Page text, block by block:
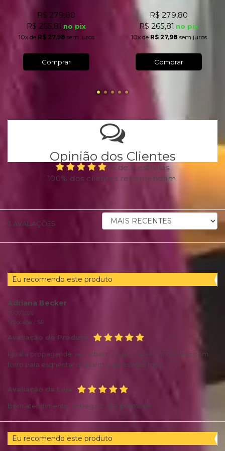
R$ 279,80
R$ 265,81 no pix
10xde R$ 27,98 sem juros
Comprar
R$ 279,80
R$ 265,81 no pix
10xdeR$ 27,98 sem juros
Comprar
Opinião dos Clientes
5 de 5 estrelas
100% dos clientes recomendam
3 AVALIAÇÕES
ORDENAR
AVALIAÇÕES
Eu recomendo este produto
Adriana Becker
31/01/2026
Sorocaba / SP
Avaliação do Produto
Igual a propaganda, veste bem. Sugiro fazer um modelo com
forro para esqhentar mais em lugares mais frios.
Avaliação da Loja
Bom.atendimento, entrega o que promove.
Eu recomendo este produto